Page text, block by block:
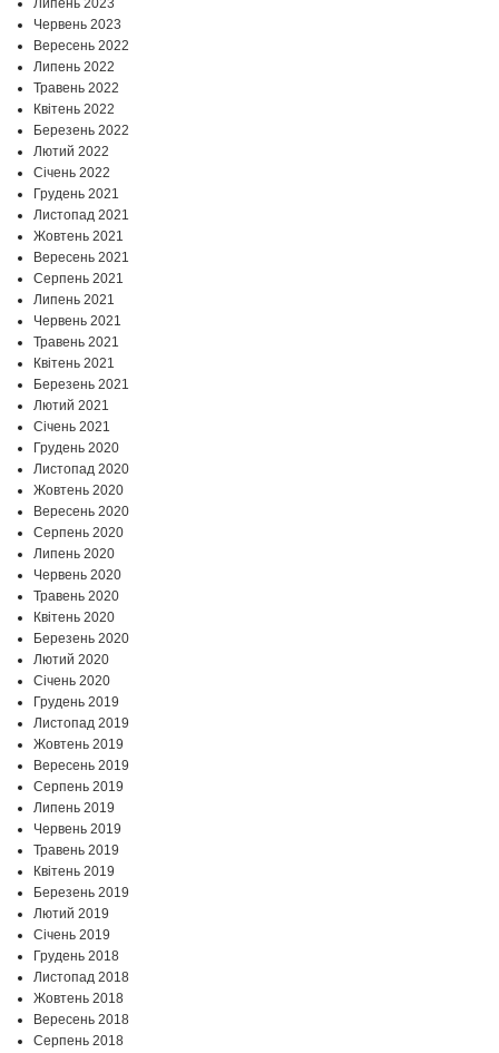
Липень 2023
Червень 2023
Вересень 2022
Липень 2022
Травень 2022
Квітень 2022
Березень 2022
Лютий 2022
Січень 2022
Грудень 2021
Листопад 2021
Жовтень 2021
Вересень 2021
Серпень 2021
Липень 2021
Червень 2021
Травень 2021
Квітень 2021
Березень 2021
Лютий 2021
Січень 2021
Грудень 2020
Листопад 2020
Жовтень 2020
Вересень 2020
Серпень 2020
Липень 2020
Червень 2020
Травень 2020
Квітень 2020
Березень 2020
Лютий 2020
Січень 2020
Грудень 2019
Листопад 2019
Жовтень 2019
Вересень 2019
Серпень 2019
Липень 2019
Червень 2019
Травень 2019
Квітень 2019
Березень 2019
Лютий 2019
Січень 2019
Грудень 2018
Листопад 2018
Жовтень 2018
Вересень 2018
Серпень 2018